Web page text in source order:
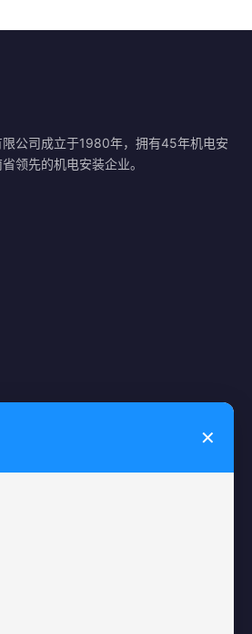
公司成立于1980年，拥有45年机电安
领先的机电安装企业。
✕